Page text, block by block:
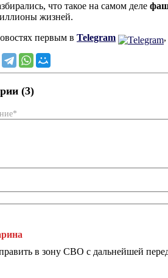
что такое на самом деле
жизней.
первым в Telegram ,
(3)
в зону СВО с дальнейшей